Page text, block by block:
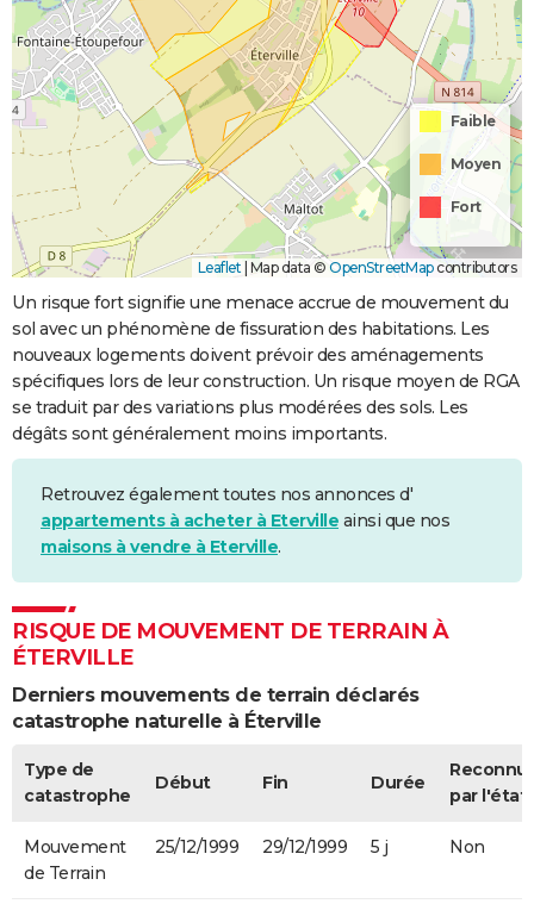
Faible
Moyen
Fort
Leaflet Map data © OpenStreetMapcontributors
Un risque fort signifie une menace accrue de mouvement du
sol avec un phénomène de fissuration des habitations. Les
nouveaux logements doivent prévoir des aménagements
spécifiques lors de leur construction. Un risque moyen de RGA
se traduit par des variations plus modérées des sols. Les
dégâts sont généralement moins importants.
Retrouvez également toutes nos annonces d'
appartements à acheter à Eterville ainsi que nos
maisons à vendre à Eterville.
RISQUE DE MOUVEMENT DE TERRAIN À
ÉTERVILLE
Derniers mouvements de terrain déclarés
catastrophe naturelle à Éterville
Type de
catastrophe
Début Fin Durée
par l'état
Mouvement
de Terrain
25/12/1999 29/12/1999 5 j Non